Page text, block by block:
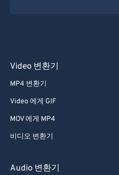
Video 변환기
MP4 변환기
Video 에게 GIF
MOV 에게 MP4
비디오 변환기
Audio 변환기